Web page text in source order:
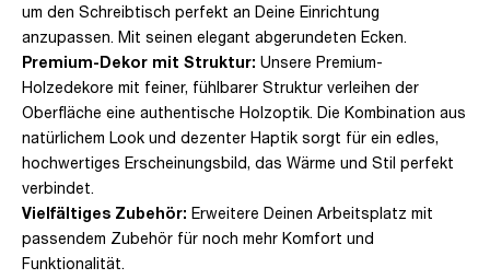
um den Schreibtisch perfekt an Deine Einrichtung
anzupassen. Mit seinen elegant abgerundeten Ecken.
Premium-Dekor mit Struktur: Unsere Premium-
Holzedekore mit feiner, fühlbarer Struktur verleihen der
Oberfläche eine authentische Holzoptik. Die Kombination aus
natürlichem Look und dezenter Haptik sorgt für ein edles,
hochwertiges Erscheinungsbild, das Wärme und Stil perfekt
verbindet.
Vielfältiges Zubehör: Erweitere Deinen Arbeitsplatz mit
passendem Zubehör für noch mehr Komfort und
Funktionalität.